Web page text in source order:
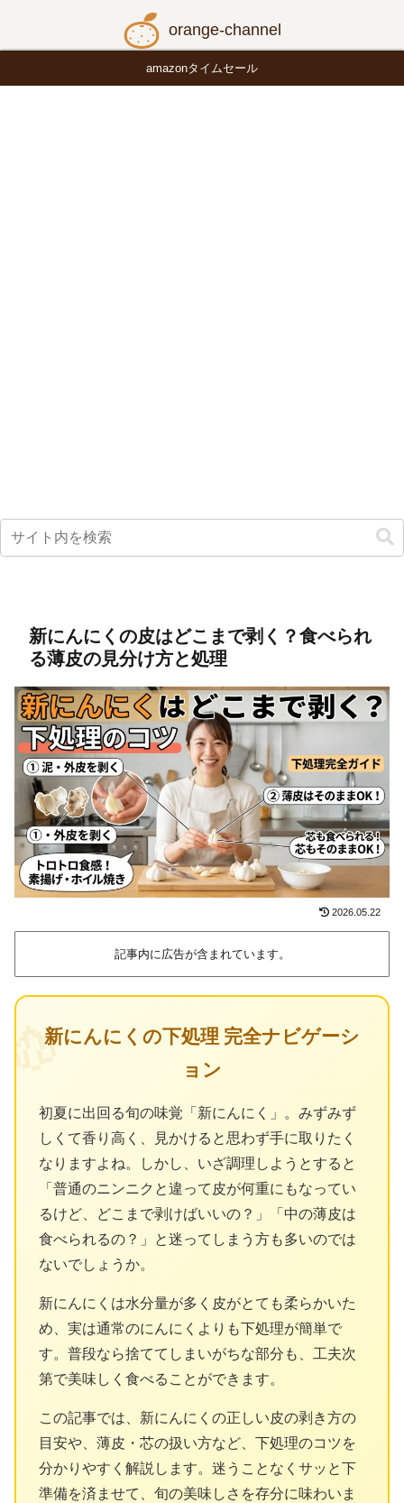
orange-channel
amazonタイムセール
新にんにくの皮はどこまで剥く？食べられ
る薄皮の見分け方と処理
2026.05.22
記事内に広告が含まれています。
新にんにくの下処理 完全ナビゲーシ
ョン
初夏に出回る旬の味覚「新にんにく」。みずみず
しくて香り高く、見かけると思わず手に取りたく
なりますよね。しかし、いざ調理しようとすると
「普通のニンニクと違って皮が何重にもなってい
るけど、どこまで剥けばいいの？」「中の薄皮は
食べられるの？」と迷ってしまう方も多いのでは
ないでしょうか。
新にんにくは水分量が多く皮がとても柔らかいた
め、実は通常のにんにくよりも下処理が簡単で
す。普段なら捨ててしまいがちな部分も、工夫次
第で美味しく食べることができます。
この記事では、新にんにくの正しい皮の剥き方の
目安や、薄皮・芯の扱い方など、下処理のコツを
分かりやすく解説します。迷うことなくサッと下
準備を済ませて、旬の美味しさを存分に味わいま